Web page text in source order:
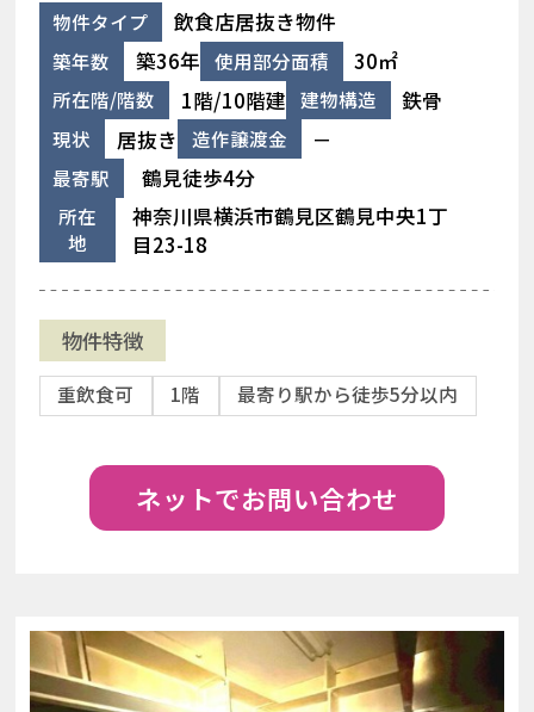
物件タイプ 飲食店居抜き物件
築年数 築36年 使用部分面積 30㎡
所在階/階数 1階/10階建 建物構造 鉄骨
現状 居抜き 造作譲渡金 －
最寄駅 鶴見徒歩4分
所在
地
神奈川県横浜市鶴見区鶴見中央1丁
目23-18
物件特徴
重飲食可 1階 最寄り駅から徒歩5分以内
ネットでお問い合わせ